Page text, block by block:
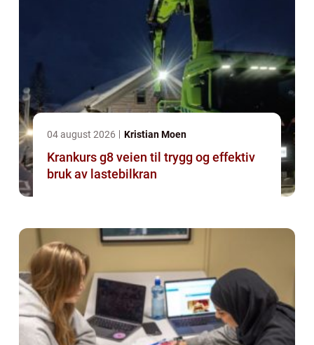
04 august 2026 Kristian Moen
Krankurs g8 veien til trygg og effektiv
bruk av lastebilkran